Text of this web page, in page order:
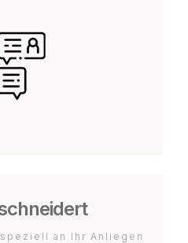
an Ihr Anliegen